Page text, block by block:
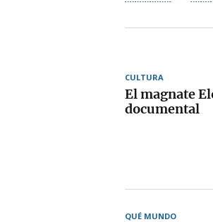
CULTURA
El magnate
documental
QUÉ MUNDO